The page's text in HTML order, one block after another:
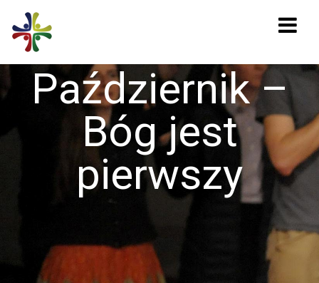
Październik –
Bóg jest
pierwszy